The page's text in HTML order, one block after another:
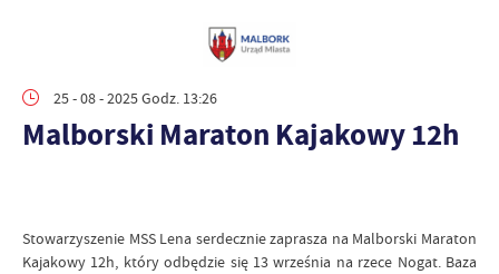
25 - 08 - 2025 Godz. 13:26
Malborski Maraton Kajakowy 12h
Stowarzyszenie MSS Lena serdecznie zaprasza na Malborski Maraton
Kajakowy 12h, który odbędzie się 13 września na rzece Nogat. Baza